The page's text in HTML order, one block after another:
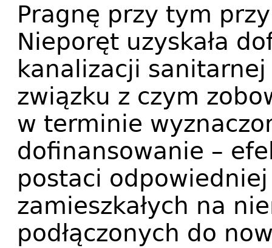
Pragnę przy tym
Nieporęt uzyskała
kanalizacji
związku z czym
w terminie
dofinansowanie –
postaci
zamieszkałych na
podłączonych do